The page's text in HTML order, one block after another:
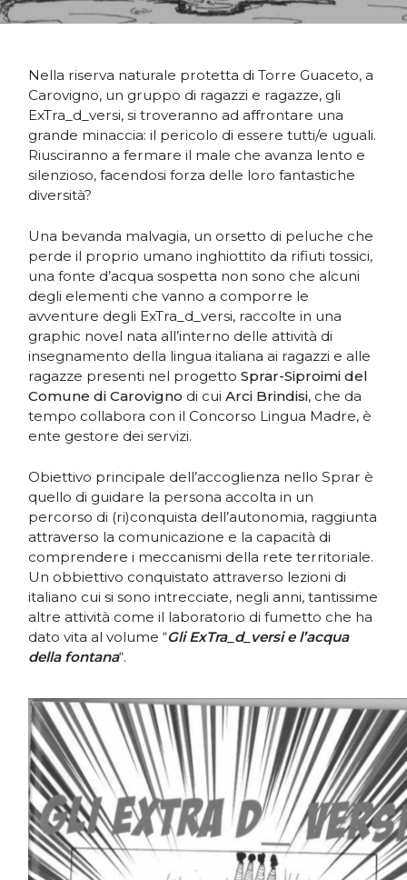
Nella riserva naturale protetta di Torre Guaceto, a
Carovigno, un gruppo di ragazzi e ragazze, gli
ExTra_d_versi, si troveranno ad affrontare una
grande minaccia: il pericolo di essere tutti/e uguali.
Riusciranno a fermare il male che avanza lento e
silenzioso, facendosi forza delle loro fantastiche
diversità?
Una bevanda malvagia, un orsetto di peluche che
perde il proprio umano inghiottito da rifiuti tossici,
una fonte d’acqua sospetta non sono che alcuni
degli elementi che vanno a comporre le
avventure degli ExTra_d_versi, raccolte in una
graphic novel nata all’interno delle attività di
insegnamento della lingua italiana ai ragazzi e alle
ragazze presenti nel progettoSprar-Siproimi del
Comune di Carovigno di cuiArci Brindisi, che da
tempo collabora con il Concorso Lingua Madre, è
ente gestore dei servizi.
Obiettivo principale dell’accoglienza nello Sprar è
quello di guidare la persona accolta in un
percorso di (ri)conquista dell’autonomia, raggiunta
attraverso la comunicazione e la capacità di
comprendere i meccanismi della rete territoriale.
Un obbiettivo conquistato attraverso lezioni di
italiano cui si sono intrecciate, negli anni, tantissime
altre attività come il laboratorio di fumetto che ha
dato vita al volume “Gli ExTra_d_versi e l’acqua
della fontana“.